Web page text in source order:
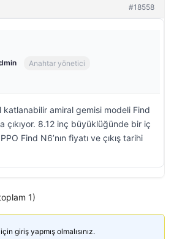
#18558
Anahtar yönetici
katlanabilir amiral gemisi modeli Find
çıkıyor. 8.12 inç büyüklüğünde bir iç
Find N6’nın fiyatı ve çıkış tarihi
1)
giriş yapmış olmalısınız.